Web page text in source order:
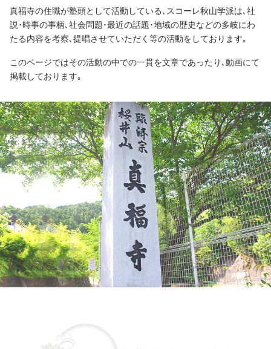
真福寺の住職が塾頭として活動している､スコーレ秋山学派は､社
説･時事の事柄､社会問題･最近の話題･地域の歴史などの多岐にわ
たる内容を考察､提唱させていただく等の活動をしております｡
このページではその活動の中での一貫を文章であったり､動画にて
掲載しております｡